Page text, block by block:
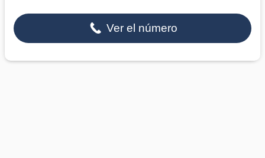
Ver el número